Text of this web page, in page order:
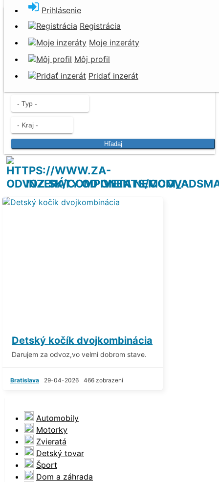
Prihlásenie
Registrácia
Moje inzeráty
Môj profil
Pridať inzerát
Darujem za odvoz
Nevyhadzujte. Darujte!
Hľadaj
INZERÁTY OD IVETA NEMCOVA
Detský kočík dvojkombinácia
Darujem za odvoz,vo velmi dobrom stave.
Bratislava 29-04-2026 466 zobrazení
Automobily
Motorky
Zvieratá
Detský tovar
Šport
Dom a záhrada